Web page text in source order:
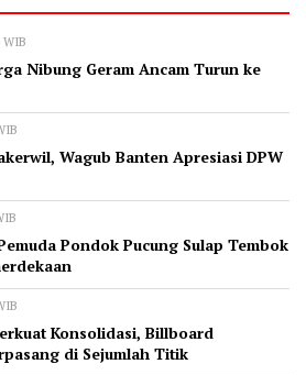
WIB
Nibung Geram Ancam Turun ke
Wagub Banten Apresiasi DPW
Pondok Pucung Sulap Tembok
Konsolidasi, Billboard
di Sejumlah Titik